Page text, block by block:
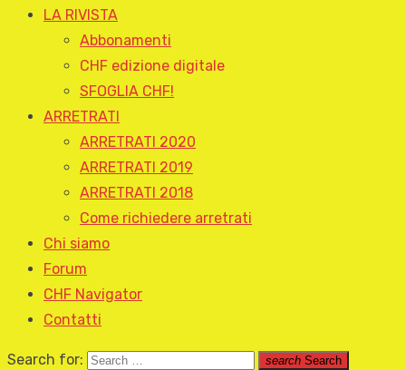
LA RIVISTA
Abbonamenti
CHF edizione digitale
SFOGLIA CHF!
ARRETRATI
ARRETRATI 2020
ARRETRATI 2019
ARRETRATI 2018
Come richiedere arretrati
Chi siamo
Forum
CHF Navigator
Contatti
Search for: search Search